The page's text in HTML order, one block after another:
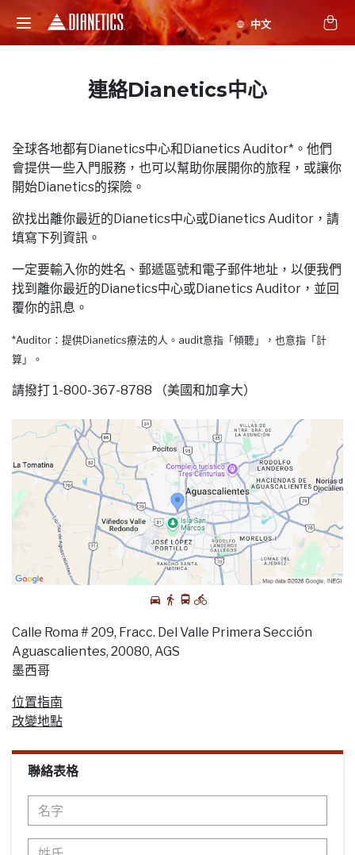
連絡Dianetics中心
全球各地都有Dianetics中心和Dianetics Auditor*。他們
會提供一些入門服務，也可以幫助你展開你的旅程，或讓你
開始Dianetics的探險。
欲找出離你最近的Dianetics中心或Dianetics Auditor，請
填寫下列資訊。
一定要輸入你的姓名、郵遞區號和電子郵件地址，以便我們
找到離你最近的Dianetics中心或Dianetics Auditor，並回
覆你的訊息。
*Auditor：提供Dianetics療法的人。audit意指「傾聽」，也意指「計
算」。
請撥打 1-800-367-8788 （美國和加拿大）
Calle Roma # 209, Fracc. Del Valle Primera Sección
Aguascalientes, 20080, AGS
墨西哥
位置指南
改變地點
聯絡表格